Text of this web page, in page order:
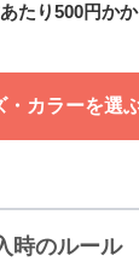
たり500円か
・カラーを選
時のルール